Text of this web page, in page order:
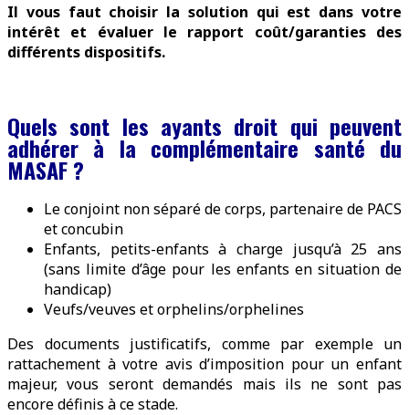
Il vous faut choisir la solution qui est dans votre
intérêt et évaluer le rapport coût/garanties des
différents dispositifs.
Quels sont les ayants droit qui peuvent
adhérer à la complémentaire santé du
MASAF ?
Le conjoint non séparé de corps, partenaire de PACS
et concubin
Enfants, petits-enfants à charge jusqu’à 25 ans
(sans limite d’âge pour les enfants en situation de
handicap)
Veufs/veuves et orphelins/orphelines
Des documents justificatifs, comme par exemple un
rattachement à votre avis d’imposition pour un enfant
majeur, vous seront demandés mais ils ne sont pas
encore définis à ce stade.